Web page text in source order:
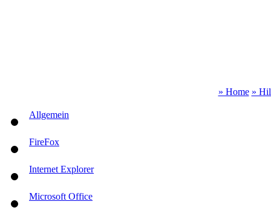
» Home »
Allgemein
FireFox
Internet Explorer
Microsoft Office